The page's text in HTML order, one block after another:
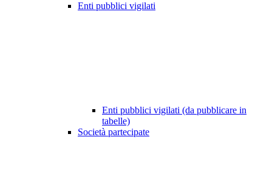
Enti pubblici vigilati
Enti pubblici vigilati (da pubblicare in
tabelle)
Società partecipate